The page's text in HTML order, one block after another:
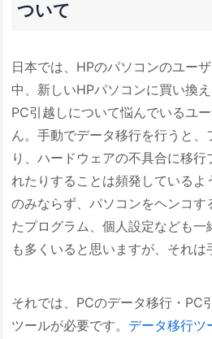
ついて
日本では、HPのパソコンのユー
中、新しいHPパソコンに買い換
PC引越しについて悩んでいるユ
ん。手動でデータ移行を行うと、
り、ハードウェアの不具合に移行
れたりすることは頻発している
のみならず、パソコンをヘンコす
たプログラム、個人設定なども
も多くいると思いますが、それは
それでは、PCのデータ移行・PC
ツールが必要です。 データ移行ツ